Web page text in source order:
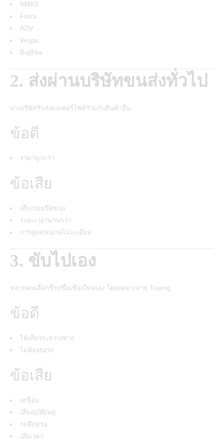
NMAX
Forza
ADV
Vespa
BigBike
2. ส่งผ่านบริษัทขนส่งทั่วไป
บางบริษัทรับส่งมอเตอร์ไซค์ ร่วมกับสินค้าอื่น
ข้อดี
ราคาถูกกว่า
ข้อเสีย
เสี่ยงรอยขีดข่วน
ระยะเวลานานกว่า
การดูแลรถอาจไม่ละเอียด
3. ขับไปเอง
หลายคนเลือกขี่รถขึ้นเชียงใหม่เอง โดยเฉพาะสาย Touring
ข้อดี
ได้เที่ยวระหว่างทาง
ไม่ต้องรอรถ
ข้อเสีย
เหนื่อย
เสี่ยงอุบัติเหตุ
รถสึกหรอ
เสียเวลา